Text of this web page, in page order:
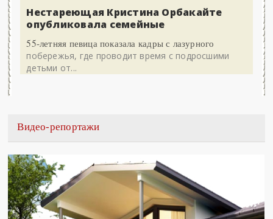
Нестареющая Кристина Орбакайте
опубликовала семейные
55-летняя певица показала кадры с лазурного
побережья, где проводит время с подросшими
детьми от...
Видео-репортажи